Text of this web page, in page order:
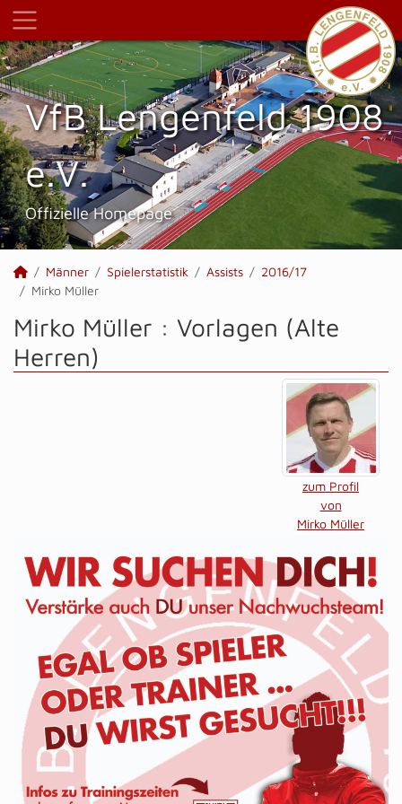
VfB Lengenfeld 1908
e.V.
Offizielle Homepage
Männer Spielerstatistik Assists
2016/17
Mirko Müller
Mirko Müller : Vorlagen (Alte
Herren)
zum Profil
von
Mirko Müller